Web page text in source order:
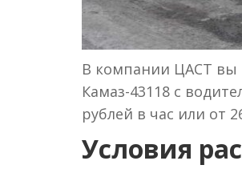
В компании ЦАСТ вы
Камаз-43118 с
рублей в час или от
Условия